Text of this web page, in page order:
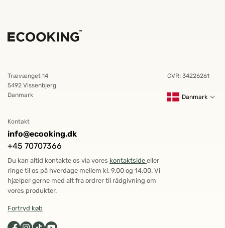
Trævænget 14
5492 Vissenbjerg
Danmark
CVR: 34226261
Danmark
Kontakt
info@ecooking.dk
+45 70707366
Du kan altid kontakte os via vores kontaktside eller
ringe til os på hverdage mellem kl. 9.00 og 14.00. Vi
hjælper gerne med alt fra ordrer til rådgivning om
vores produkter.
Fortryd køb